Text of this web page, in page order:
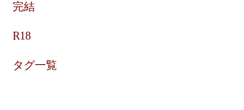
完結
R18
タグ一覧